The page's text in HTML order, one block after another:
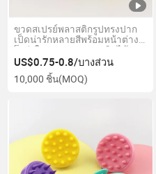
ขวดสเปรย์พลาสติกรูปทรงปาก
เป็ดน่ารักหลายสีพร้อมหน้าต่าง
โปร่งใส พกพาสะดวก เติมได้
ปรับแต่งได้ สำหรับการเดินทาง
และการดูแลผิว
US$0.75-0.8/บางส่วน
10,000 ชิ้น(MOQ)